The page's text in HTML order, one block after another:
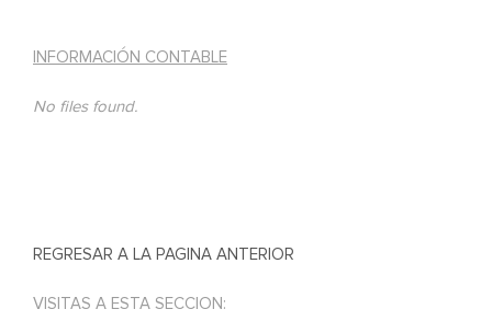
INFORMACIÓN CONTABLE
No files found.
REGRESAR A LA PAGINA ANTERIOR
VISITAS A ESTA SECCION: